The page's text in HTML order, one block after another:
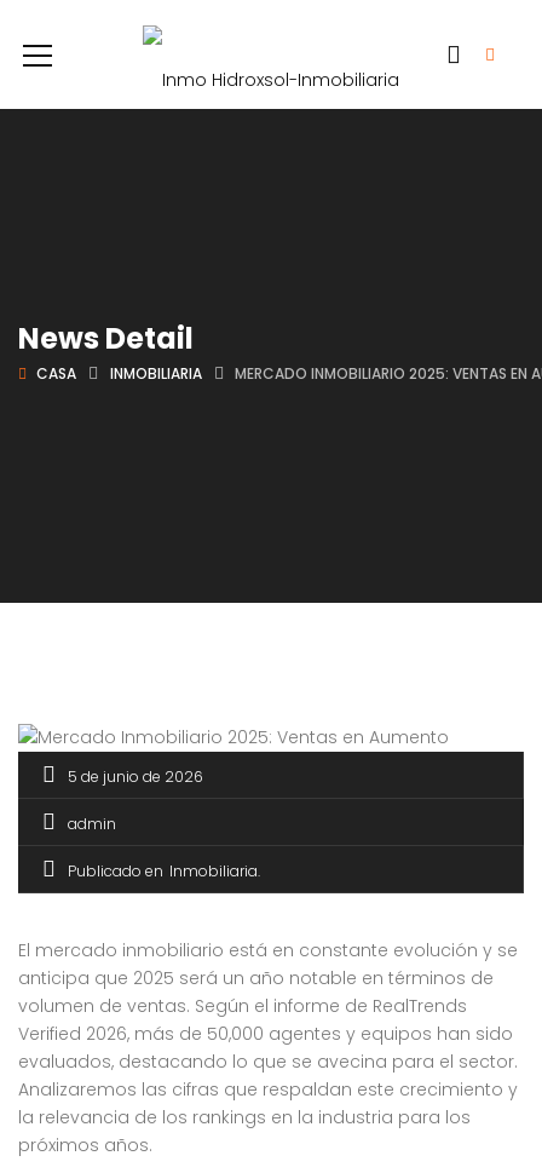
News Detail
CASA INMOBILIARIA MERCADO INMOBILIARIO 2025: VENTAS EN
5 de junio de 2026
admin
Publicado en Inmobiliaria
El mercado inmobiliario está en constante evolución y se
anticipa que 2025 será un año notable en términos de
volumen de ventas. Según el informe de RealTrends
Verified 2026, más de 50,000 agentes y equipos han sido
evaluados, destacando lo que se avecina para el sector.
Analizaremos las cifras que respaldan este crecimiento y
la relevancia de los rankings en la industria para los
próximos años.